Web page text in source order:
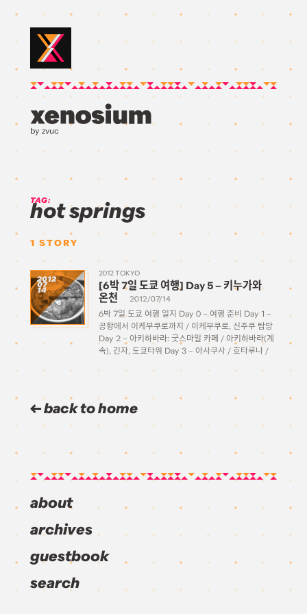
by zvuc
TAG:
hot springs
1 STORY
2012
07
14
2012 TOKYO
[6박 7일 도쿄 여행] Day 5 – 키누가와
온천
2012/07/14
6박 7일 도쿄 여행 일지 Day 0 – 여행 준비 Day 1 –
공항에서 이케부쿠로까지 / 이케부쿠로, 신주쿠 탐방
Day 2 – 아키하바라: 굿스마일 카페 / 아키하바라(계
속), 긴자, 도쿄타워 Day 3 – 아사쿠사 / 호타루나 /
back to home
about
archives
guestbook
search